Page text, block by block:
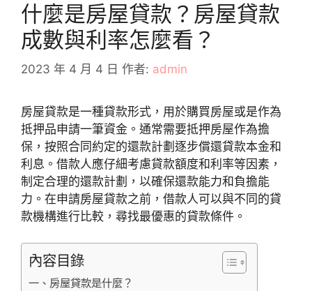
什麼是房屋貸款？房屋貸款
成數與利率怎麼看？
2023 年 4 月 4 日 作者: admin
房屋貸款是一種貸款形式，用於購買房屋或是作為
抵押品申請一筆資金。通常需要抵押房屋作為擔
保，按照合同約定的還款計劃逐步償還貸款本金和
利息。借款人應仔細考慮貸款額度和利率等因素，
制定合理的還款計劃，以確保還款能力和負擔能
力。在申請房屋貸款之前，借款人可以與不同的貸
款機構進行比較，尋找最優惠的貸款條件。
內容目錄
一、房屋貸款是什麼？